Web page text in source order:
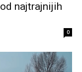
najtrajnijih
0